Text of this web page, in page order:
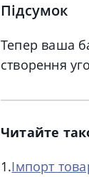
Підсумок
Тепер ваша
створення
Читайте
1.Імпорт